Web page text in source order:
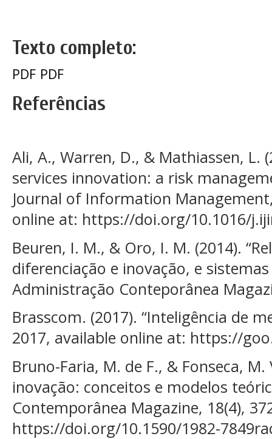
Texto completo:
PDF PDF
Referências
Ali, A., Warren, D., & Mathiassen, L.
services innovation: a risk
Journal of Information
online at: https://doi.org/10.1016/
Beuren, I. M., & Oro, I. M. (2014).
diferenciação e inovação, e
Administração Conteporânea
Brasscom. (2017). “Inteligência de
2017, available online at: https://
Bruno-Faria, M. de F., & Fonseca, M.
inovação: conceitos e modelos
Contemporânea Magazine, 18(4),
https://doi.org/10.1590/1982-